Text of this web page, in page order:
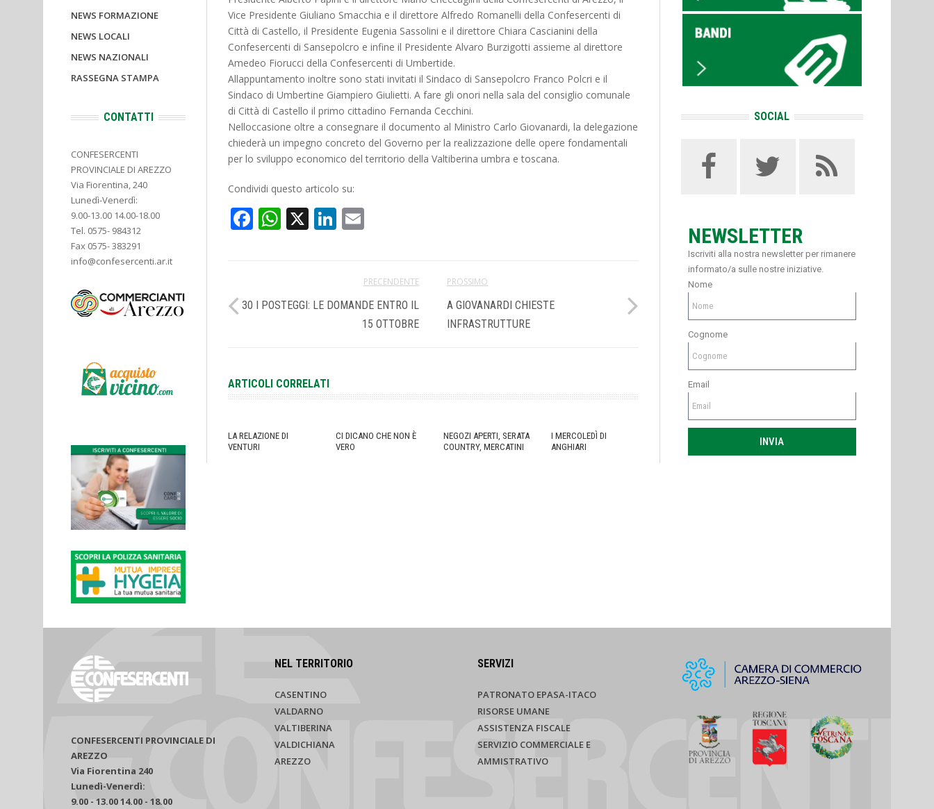
Vice Presidente Giuliano Smacchia e il direttore Alfredo Romanelli della Confesercenti di
Città di Castello, il Presidente Eugenia Sassolini e il direttore Chiara Cascianini della
Confesercenti di Sansepolcro e infine il Presidente Alvaro Burzigotti assieme al direttore
Amedeo Fiorucci della Confesercenti di Umbertide.
Allappuntamento inoltre sono stati invitati il Sindaco di Sansepolcro Franco Polcri e il
Sindaco di Umbertine Giampiero Giulietti. A fare gli onori nella sala del consiglio comunale
di Città di Castello il primo cittadino Fernanda Cecchini.
Nelloccasione oltre a consegnare il documento al Ministro Carlo Giovanardi, la delegazione
chiederà un impegno concreto del Governo per la realizzazione delle opere fondamentali
per lo sviluppo economico del territorio della Valtiberina umbra e toscana.
Condividi questo articolo su:
Facebook
WhatsApp
X LinkedIn
PRECENDENTE
30 I POSTEGGI: LE DOMANDE ENTRO IL
15 OTTOBRE
PROSSIMO
A GIOVANARDI CHIESTE
INFRASTRUTTURE
ARTICOLI CORRELATI
LA RELAZIONE DI
VENTURI
CI DICANO CHE NON È
VERO
NEGOZI APERTI, SERATA
COUNTRY, MERCATINI
I MERCOLEDÌ DI
ANGHIARI
NEWS FORMAZIONE
NEWS LOCALI
NEWS NAZIONALI
RASSEGNA STAMPA
CONTATTI
CONFESERCENTI
PROVINCIALE DI AREZZO
Via Fiorentina, 240
Lunedì-Venerdì:
9.00-13.00 14.00-18.00
Tel. 0575- 984312
Fax 0575- 383291
info@confesercenti.ar.it
SOCIAL
NEWSLETTER
Iscriviti alla nostra newsletter per rimanere
informato/a sulle nostre iniziative.
Nome
Cognome
Email
INVIA
CONFESERCENTI PROVINCIALE DI
AREZZO
Via Fiorentina 240
Lunedì-Venerdì:
9.00 - 13.00 14.00 - 18.00
NEL TERRITORIO
CASENTINO
VALDARNO
VALTIBERINA
VALDICHIANA
AREZZO
SERVIZI
PATRONATO EPASA-ITACO
RISORSE UMANE
ASSISTENZA FISCALE
SERVIZIO COMMERCIALE E
AMMISTRATIVO